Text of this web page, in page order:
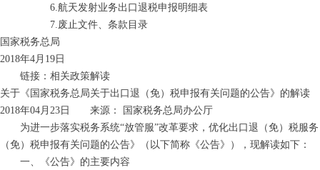
6.航天发射业务出口退税申报明细表
7.废止文件、条款目录
国家税务总局
2018年4月19日
链接：相关政策解读
关于《国家税务总局关于出口退（免）税申报有关问题的公告》的解读
2018年04月23日 来源： 国家税务总局办公厅
为进一步落实税务系统“放管服”改革要求，优化出口退（免）税服务
（免）税申报有关问题的公告》（以下简称《公告》），现解读如下：
一、《公告》的主要内容